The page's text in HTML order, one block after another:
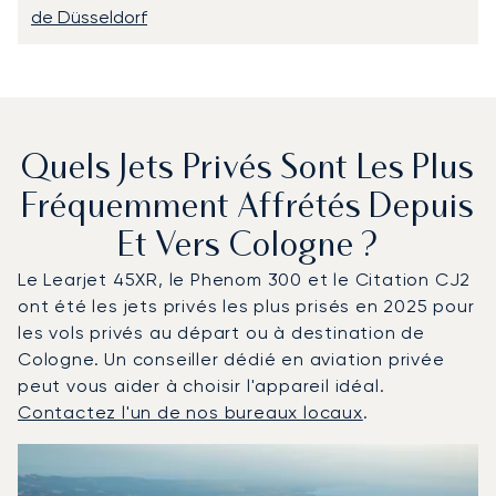
de Düsseldorf
Quels Jets Privés Sont Les Plus
Fréquemment Affrétés Depuis
Et Vers Cologne ?
Le Learjet 45XR, le Phenom 300 et le Citation CJ2
ont été les jets privés les plus prisés en 2025 pour
les vols privés au départ ou à destination de
Cologne. Un conseiller dédié en aviation privée
peut vous aider à choisir l'appareil idéal.
Contactez l'un de nos bureaux locaux.
Vitesse (km/h)
Vitesse (nœuds) Autonomie (km)